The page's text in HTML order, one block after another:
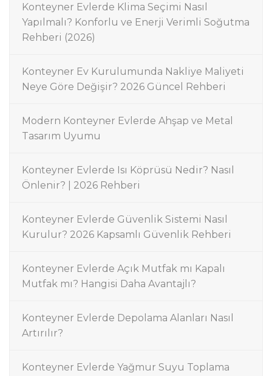
Konteyner Evlerde Klima Seçimi Nasıl
Yapılmalı? Konforlu ve Enerji Verimli Soğutma
Rehberi (2026)
Konteyner Ev Kurulumunda Nakliye Maliyeti
Neye Göre Değişir? 2026 Güncel Rehberi
Modern Konteyner Evlerde Ahşap ve Metal
Tasarım Uyumu
Konteyner Evlerde Isı Köprüsü Nedir? Nasıl
Önlenir? | 2026 Rehberi
Konteyner Evlerde Güvenlik Sistemi Nasıl
Kurulur? 2026 Kapsamlı Güvenlik Rehberi
Konteyner Evlerde Açık Mutfak mı Kapalı
Mutfak mı? Hangisi Daha Avantajlı?
Konteyner Evlerde Depolama Alanları Nasıl
Artırılır?
Konteyner Evlerde Yağmur Suyu Toplama